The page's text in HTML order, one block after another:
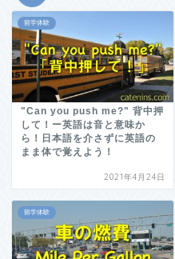
留学体験
"Can you push me?" 背中押
して！ー英語は音と意味か
ら！日本語を介さずに英語の
まま体で覚えよう！
2021年4月24日
留学体験